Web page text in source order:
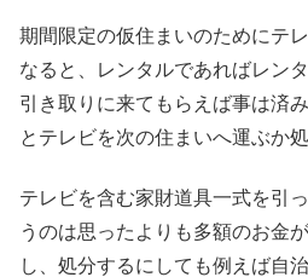
期間限定の仮住まいのためにテ
なると、レンタルであればレン
引き取りに来てもらえば事は済
とテレビを次の住まいへ運ぶか
テレビを含む家財道具一式を引
うのは思ったよりも多額のお金
し、処分するにしても例えば自